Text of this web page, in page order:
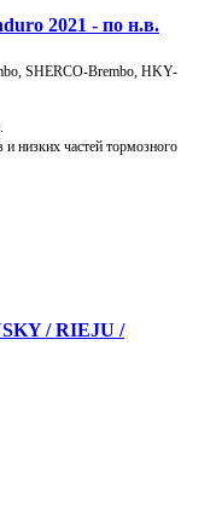
2021 - по н.в.
SHERCO-Brembo, HKY-
низких частей тормозного
/ RIEJU /